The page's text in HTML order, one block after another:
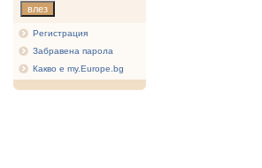
Регистрация
Забравена парола
Какво е my.Europe.bg